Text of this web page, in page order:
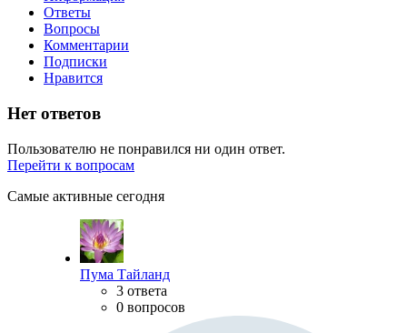
Ответы
Вопросы
Комментарии
Подписки
Нравится
Нет ответов
Пользователю не понравился ни один ответ.
Перейти к вопросам
Самые активные сегодня
Пума Тайланд
3 ответа
0 вопросов